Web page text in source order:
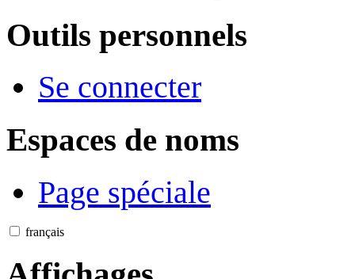
Outils personnels
Se connecter
Espaces de noms
Page spéciale
français